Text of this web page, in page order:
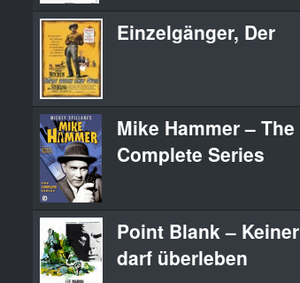
Einzelgänger, Der
Mike Hammer – The
Complete Series
Point Blank – Keiner
darf überleben